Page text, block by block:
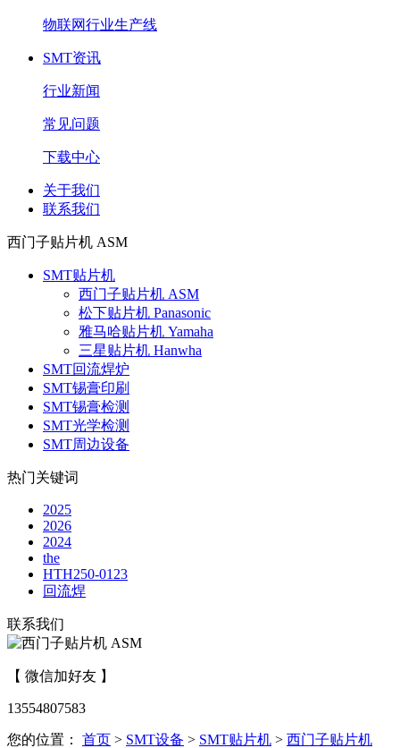
物联网行业生产线
SMT资讯
行业新闻
常见问题
下载中心
关于我们
联系我们
西门子贴片机 ASM
SMT贴片机
西门子贴片机 ASM
松下贴片机 Panasonic
雅马哈贴片机 Yamaha
三星贴片机 Hanwha
SMT回流焊炉
SMT锡膏印刷
SMT锡膏检测
SMT光学检测
SMT周边设备
热门关键词
2025
2026
2024
the
HTH250-0123
回流焊
联系我们
【 微信加好友 】
13554807583
您的位置： 首页 > SMT设备 > SMT贴片机 > 西门子贴片机